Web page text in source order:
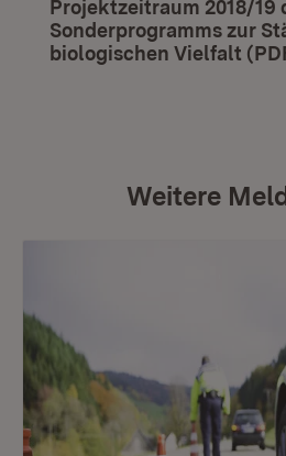
Projektzeitraum 2018/19
Sonderprogramms zur
biologischen Vielfalt
Weitere